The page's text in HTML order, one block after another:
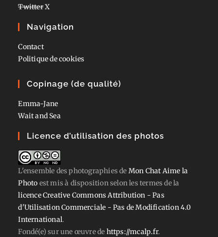
TwitterX
Navigation
Contact
Politique de cookies
Copinage (de qualité)
Emma-Jane
Wait and Sea
Licence d’utilisation des photos
L'ensemble des photographiesde Mon Chat Aime la
Photo est mis à disposition selon les termes de la
licence Creative Commons Attribution - Pas
d'Utilisation Commerciale - Pas de Modification 4.0
International.
Fondé(e) sur une œuvre de https://mcalp.fr.